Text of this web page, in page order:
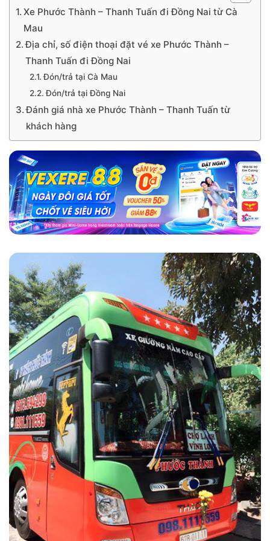
Xe Phước Thành – Thanh Tuấn đi Đồng Nai từ Cà
Mau
Địa chỉ, số điện thoại đặt vé xe Phước Thành –
Thanh Tuấn đi Đồng Nai
Đón/trả tại Cà Mau
Đón/trả tại Đồng Nai
Đánh giá nhà xe Phước Thành – Thanh Tuấn từ
khách hàng